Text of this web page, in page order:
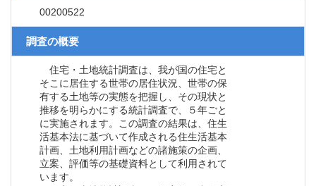
00200522
調査の概要
住宅・土地統計調査は、我が国の住宅と
そこに居住する世帯の居住状況、世帯の保
有する土地等の実態を把握し、その現状と
推移を明らかにする統計調査で、５年ごと
に実施されます。この調査の結果は、住生
活基本法に基づいて作成される住生活基本
計画、土地利用計画などの諸施策の企画、
立案、評価等の基礎資料として利用されて
います。